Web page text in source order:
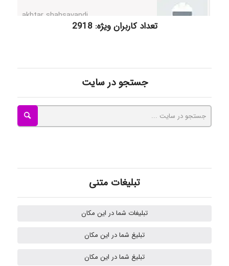
Nazaninkarkon
Omid
تعداد کاربران ویژه: 2918
جستجو در سایت
تبلیغات متنی
تبلیغات شما در این مکان
تبلیغ شما در این مکان
تبلیغ شما در این مکان